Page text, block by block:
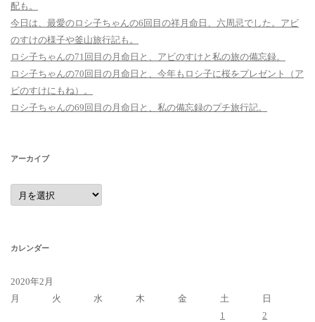
配も。
今日は、最愛のロシ子ちゃんの6回目の祥月命日、六周忌でした。アビ
のすけの様子や釜山旅行記も。
ロシ子ちゃんの71回目の月命日と、アビのすけと私の旅の備忘録。
ロシ子ちゃんの70回目の月命日と、今年もロシ子に桜をプレゼント（ア
ビのすけにもね）。
ロシ子ちゃんの69回目の月命日と、私の備忘録のプチ旅行記。
アーカイブ
ア
ー
カ
カレンダー
2020年2月
月
火 水 木 金 土
日
1
2